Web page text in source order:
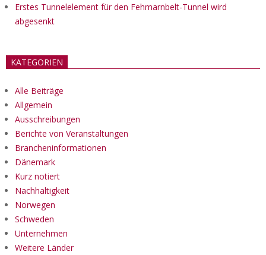
Erstes Tunnelelement für den Fehmarnbelt-Tunnel wird
abgesenkt
KATEGORIEN
Alle Beiträge
Allgemein
Ausschreibungen
Berichte von Veranstaltungen
Brancheninformationen
Dänemark
Kurz notiert
Nachhaltigkeit
Norwegen
Schweden
Unternehmen
Weitere Länder